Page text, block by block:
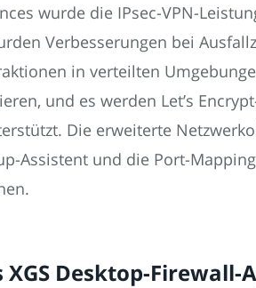
wurde die IPsec-VPN-
Verbesserungen bei
in verteilten
und es werden Let’s
Die erweiterte
Assistent und die Port-
XGS Desktop-